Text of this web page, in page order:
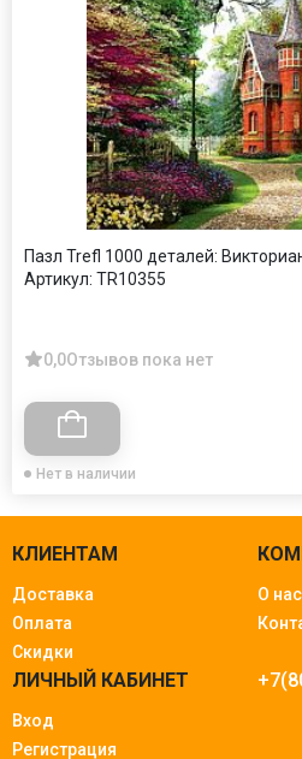
Пазл Trefl 1000 деталей:
Артикул: TR10355
0,0Отзывов пока нет
Нет в наличии
КЛИЕНТАМ
Доставка
Оплата
Скидки
О нас
ЛИЧНЫЙ КАБИНЕТ
Вход
Регистрация